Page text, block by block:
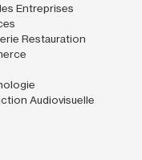
Entreprises
Restauration
Audiovisuelle